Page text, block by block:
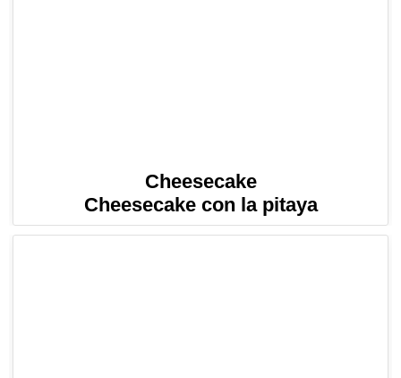
Cheesecake
Cheesecake con la pitaya